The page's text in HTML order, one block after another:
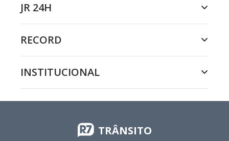
JR 24H
RECORD
INSTITUCIONAL
TRÂNSITO